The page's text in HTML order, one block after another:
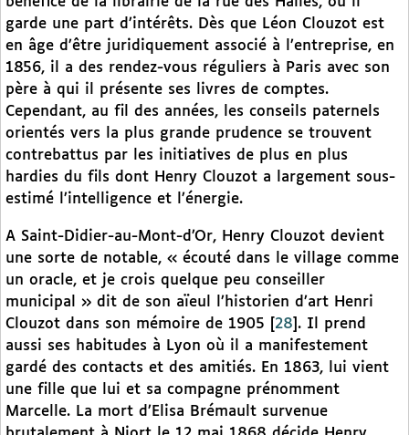
garde une part d’intérêts. Dès que Léon Clouzot est
en âge d’être juridiquement associé à l’entreprise, en
1856, il a des rendez-vous réguliers à Paris avec son
père à qui il présente ses livres de comptes.
Cependant, au fil des années, les conseils paternels
orientés vers la plus grande prudence se trouvent
contrebattus par les initiatives de plus en plus
hardies du fils dont Henry Clouzot a largement sous-
estimé l’intelligence et l’énergie.
A Saint-Didier-au-Mont-d’Or, Henry Clouzot devient
une sorte de notable, « écouté dans le village comme
un oracle, et je crois quelque peu conseiller
municipal » dit de son aïeul l’historien d’art Henri
Clouzot dans son mémoire de 1905
28 . Il prend
aussi ses habitudes à Lyon où il a manifestement
gardé des contacts et des amitiés. En 1863, lui vient
une fille que lui et sa compagne prénomment
Marcelle. La mort d’Elisa Brémault survenue